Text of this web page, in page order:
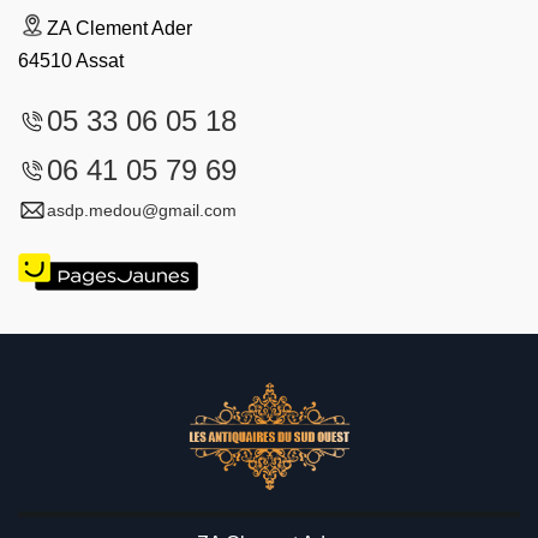
ZA Clement Ader
64510 Assat
05 33 06 05 18
06 41 05 79 69
asdp.medou@gmail.com